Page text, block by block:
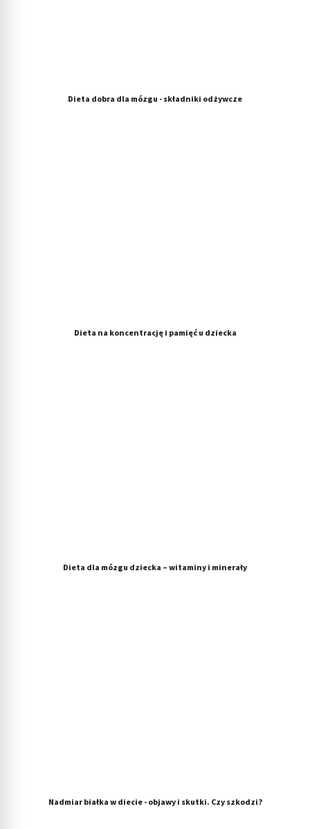
Dieta dobra dla mózgu - składniki odżywcze
Dieta na koncentrację i pamięć u dziecka
Dieta dla mózgu dziecka – witaminy i minerały
Nadmiar białka w diecie - objawy i skutki. Czy szkodzi?